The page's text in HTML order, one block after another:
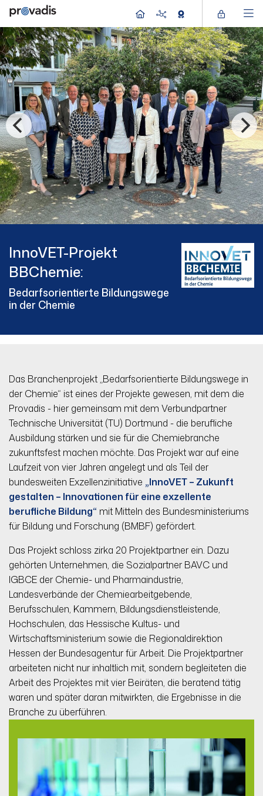
InnoVET-Projekt
BBChemie:
Bedarfsorientierte Bildungswege
in der Chemie
Das Branchenprojekt „Bedarfsorientierte Bildungswege in
der Chemie“ ist eines der Projekte gewesen, mit dem die
Provadis - hier gemeinsam mit dem Verbundpartner
Technische Universität (TU) Dortmund - die berufliche
Ausbildung stärken und sie für die Chemiebranche
zukunftsfest machen möchte. Das Projekt war auf eine
Laufzeit von vier Jahren angelegt und als Teil der
bundesweiten Exzellenzinitiative „InnoVET – Zukunft
gestalten – Innovationen für eine exzellente
berufliche Bildung“ mit Mitteln des Bundesministeriums
für Bildung und Forschung (BMBF) gefördert.
Das Projekt schloss zirka 20 Projektpartner ein. Dazu
gehörten Unternehmen, die Sozialpartner BAVC und
IGBCE der Chemie- und Pharmaindustrie,
Landesverbände der Chemiearbeitgebende,
Berufsschulen, Kammern, Bildungsdienstleistende,
Hochschulen, das Hessische Kultus- und
Wirtschaftsministerium sowie die Regionaldirektion
Hessen der Bundesagentur für Arbeit. Die Projektpartner
arbeiteten nicht nur inhaltlich mit, sondern begleiteten die
Arbeit des Projektes mit vier Beiräten, die beratend tätig
waren und später daran mitwirkten, die Ergebnisse in die
Branche zu überführen.